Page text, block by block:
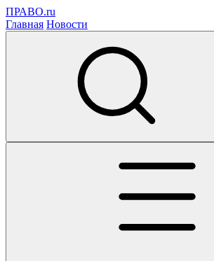
ПРАВО.ru
Главная Новости